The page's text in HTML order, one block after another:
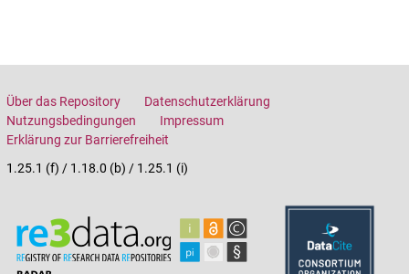
Über das Repository
Datenschutzerklärung
Nutzungsbedingungen
Impressum
Erklärung zur Barrierefreiheit
1.25.1 (f) / 1.18.0 (b) / 1.25.1 (i)